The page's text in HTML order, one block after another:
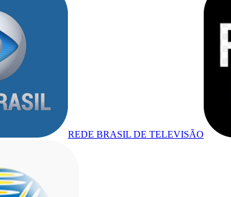
REDE BRASIL DE TELEVISÃO